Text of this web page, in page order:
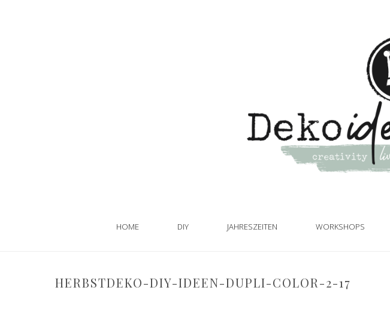
HOME DIY JAHRESZEITEN WORKSHOPS
HERBSTDEKO-DIY-IDEEN-DUPLI-COLOR-2-17